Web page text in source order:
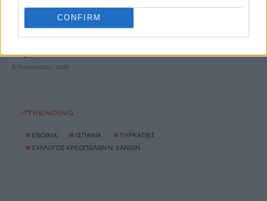
CONFIRM
Θεατρική αφήγηση «Έρευσεν ύδωρ» στο Δημοτικό Σχολείο
Κεφαλά
8 Αυγούστου, 2026
TRENDING
# ΕΝΟΙΚΙΑ # ΙΣΠΑΝΙΑ # ΠΥΡΚΑΓΙΕΣ
# ΣΥΛΛΟΓΟΣ ΚΡΕΟΠΩΛΩΝ Ν. ΧΑΝΙΩΝ